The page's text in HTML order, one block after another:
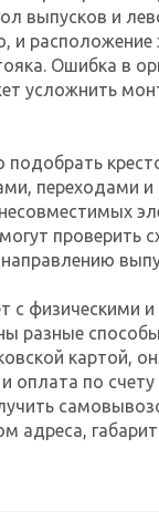
выпусков и
и расположение
Ошибка в
усложнить
переходами
проверить
с физическими
разные
картой,
оплата по
адреса,